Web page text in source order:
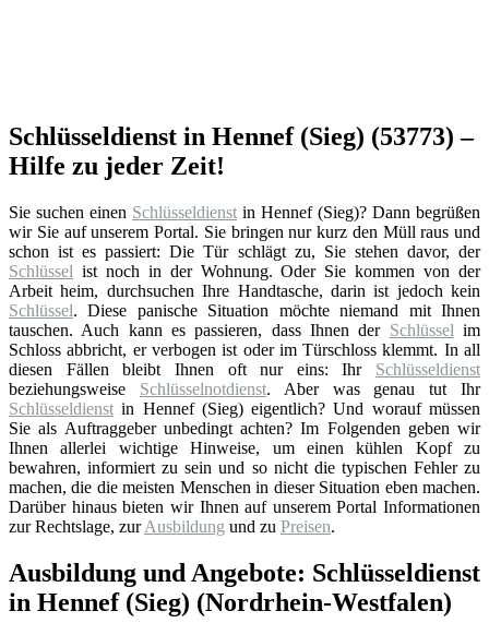
Schlüsseldienst in Hennef (Sieg) (53773) –
Hilfe zu jeder Zeit!
Sie suchen einen Schlüsseldienst in Hennef (Sieg)? Dann begrüßen
wir Sie auf unserem Portal. Sie bringen nur kurz den Müll raus und
schon ist es passiert: Die Tür schlägt zu, Sie stehen davor, der
Schlüssel ist noch in der Wohnung. Oder Sie kommen von der
Arbeit heim, durchsuchen Ihre Handtasche, darin ist jedoch kein
Schlüssel. Diese panische Situation möchte niemand mit Ihnen
tauschen. Auch kann es passieren, dass Ihnen der Schlüssel im
Schloss abbricht, er verbogen ist oder im Türschloss klemmt. In all
diesen Fällen bleibt Ihnen oft nur eins: Ihr Schlüsseldienst
beziehungsweise Schlüsselnotdienst. Aber was genau tut Ihr
Schlüsseldienst in Hennef (Sieg) eigentlich? Und worauf müssen
Sie als Auftraggeber unbedingt achten? Im Folgenden geben wir
Ihnen allerlei wichtige Hinweise, um einen kühlen Kopf zu
bewahren, informiert zu sein und so nicht die typischen Fehler zu
machen, die die meisten Menschen in dieser Situation eben machen.
Darüber hinaus bieten wir Ihnen auf unserem Portal Informationen
zur Rechtslage, zurAusbildung und zu Preisen.
Ausbildung und Angebote: Schlüsseldienst
in Hennef (Sieg) (Nordrhein-Westfalen)